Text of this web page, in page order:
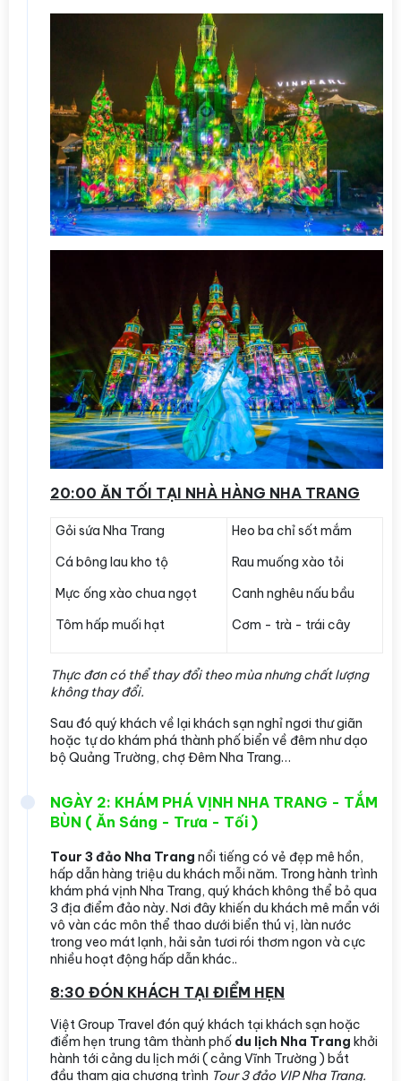
20:00 ĂN TỐI TẠI NHÀ HÀNG NHA TRANG
Gỏi sứa Nha Trang
Cá bông lau kho tộ
Mực ống xào chua ngọt
Tôm hấp muối hạt
Heo ba chỉ sốt mắm
Rau muống xào tỏi
Canh nghêu nấu bầu
Cơm - trà - trái cây
Thực đơn có thể thay đổi theo mùa nhưng chất lượng
không thay đổi.
Sau đó quý khách về lại khách sạn nghỉ ngơi thư giãn
hoặc tự do khám phá thành phố biển về đêm như dạo
bộ Quảng Trường, chợ Đêm Nha Trang…
NGÀY 2: KHÁM PHÁ VỊNH NHA TRANG - TẮM
BÙN ( Ăn Sáng - Trưa - Tối )
Tour 3 đảo Nha Trang nổi tiếng có vẻ đẹp mê hồn,
hấp dẫn hàng triệu du khách mỗi năm. Trong hành trình
khám phá vịnh Nha Trang, quý khách không thể bỏ qua
3 địa điểm đảo này. Nơi đây khiến du khách mê mẩn với
vô vàn các môn thể thao dưới biển thú vị, làn nước
trong veo mát lạnh, hải sản tươi rói thơm ngon và cực
nhiều hoạt động hấp dẫn khác..
8:30 ĐÓN KHÁCH TẠI ĐIỂM HẸN
Việt Group Travel đón quý khách tại khách sạn hoặc
điểm hẹn trung tâm thành phố du lịch Nha Trang khởi
hành tới cảng du lịch mới ( cảng Vĩnh Trường ) bắt
đầu tham gia chương trình Tour 3 đảo VIP Nha Trang.